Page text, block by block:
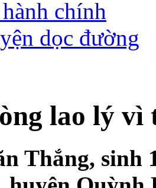
chính
dọc đường
lao lý vì
Thắng, sinh